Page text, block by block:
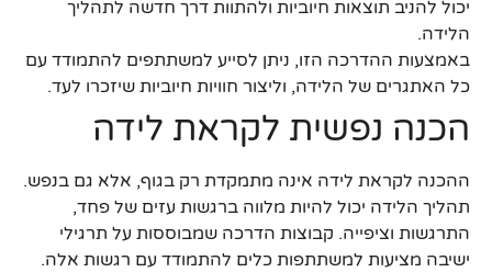
יכול להניב תוצאות חיוביות ולהתוות דרך חדשה לתהליך
הלידה.
באמצעות ההדרכה הזו, ניתן לסייע למשתתפים להתמודד עם
כל האתגרים של הלידה, וליצור חוויות חיוביות שיזכרו לעד.
הכנה נפשית לקראת לידה
ההכנה לקראת לידה אינה מתמקדת רק בגוף, אלא גם בנפש.
תהליך הלידה יכול להיות מלווה ברגשות עזים של פחד,
התרגשות וציפייה. קבוצות הדרכה שמבוססות על תרגילי
ישיבה מציעות למשתתפות כלים להתמודד עם רגשות אלה.